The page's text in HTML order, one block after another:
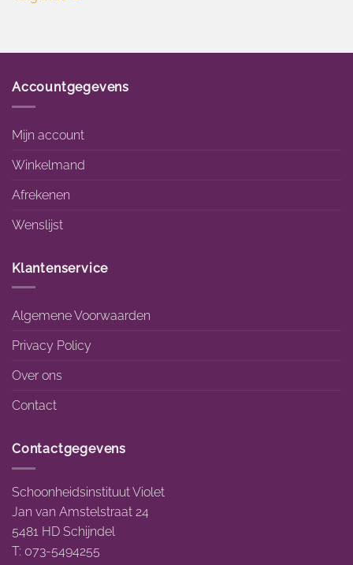
Accountgegevens
Mijn account
Winkelmand
Afrekenen
Wenslijst
Klantenservice
Algemene Voorwaarden
Privacy Policy
Over ons
Contact
Contactgegevens
Schoonheidsinstituut Violet
Jan van Amstelstraat 24
5481 HD Schijndel
T: 073-5494255